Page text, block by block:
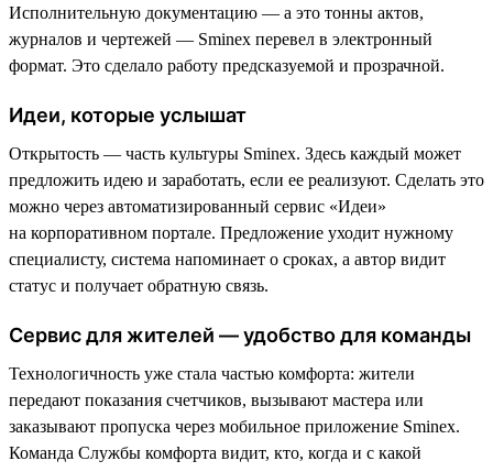
Исполнительную документацию — а это тонны актов,
журналов и чертежей — Sminex перевел в электронный
формат. Это сделало работу предсказуемой и прозрачной.
Идеи, которые услышат
Открытость — часть культуры Sminex. Здесь каждый может
предложить идею и заработать, если ее реализуют. Сделать это
можно через автоматизированный сервис «Идеи»
на корпоративном портале. Предложение уходит нужному
специалисту, система напоминает о сроках, а автор видит
статус и получает обратную связь.
Сервис для жителей — удобство для команды
Технологичность уже стала частью комфорта: жители
передают показания счетчиков, вызывают мастера или
заказывают пропуска через мобильное приложение Sminex.
Команда Службы комфорта видит, кто, когда и с какой